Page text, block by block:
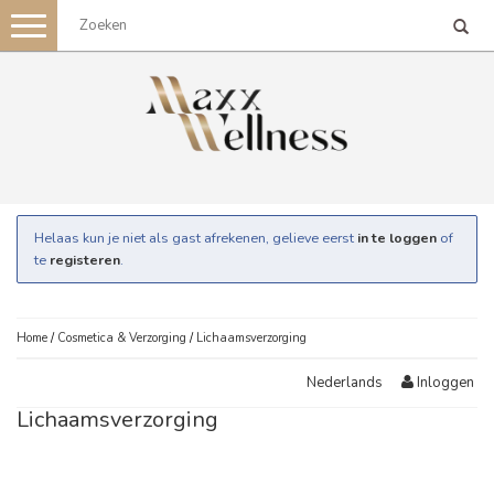
Toggle
navigation
Helaas kun je niet als gast afrekenen, gelieve eerst in te loggen of
te registeren.
Home / Cosmetica & Verzorging / Lichaamsverzorging
Nederlands Inloggen
Lichaamsverzorging